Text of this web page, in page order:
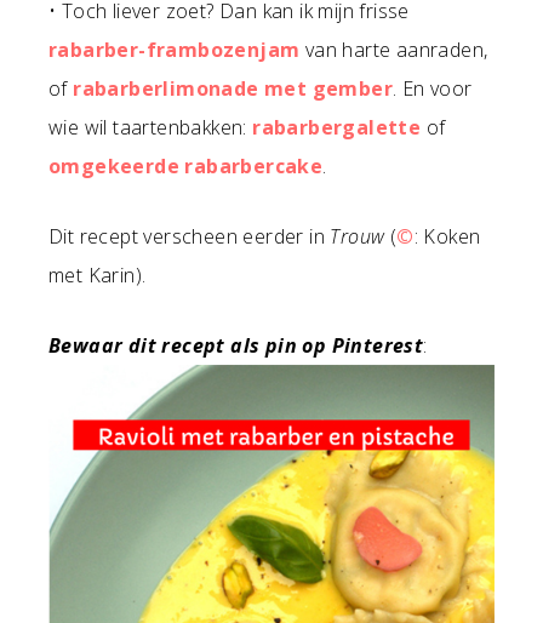
• Toch liever zoet? Dan kan ik mijn frisse
rabarber-frambozenjam van harte aanraden,
of rabarberlimonade met gember. En voor
wie wil taartenbakken: rabarbergalette of
omgekeerde rabarbercake.
Dit recept verscheen eerder in Trouw(©: Koken
met Karin).
Bewaar dit recept als pin op Pinterest: